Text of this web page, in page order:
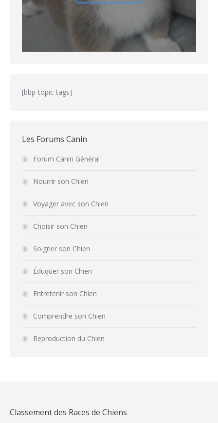
[bbp-topic-tags]
Les Forums Canin
Forum Canin Général
Nourrir son Chien
Voyager avec son Chien
Choisir son Chien
Soigner son Chien
Éduquer son Chien
Entretenir son Chien
Comprendre son Chien
Reproduction du Chien
Classement des Races de Chiens